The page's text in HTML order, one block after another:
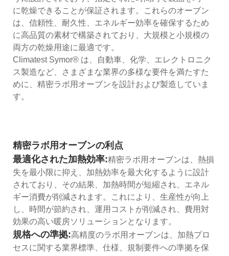
に乾燥できることが保証されます。これらのオーブン
は、信頼性、耐久性、エネルギー効率を確保するため
に高品質の素材で構築されており、大規模と小規模の
両方の乾燥用途に最適です。
Climatest Symor® は、自動車、化学、エレクトロニク
ス製造など、さまざまな業界の多様な要件を満たすた
めに、精密ラボ用オーブンを設計および製造していま
す。
精密ラボ用オーブンの利点
最適化された加熱効率:精密ラボ用オーブンは、熱損
失を最小限に抑え、加熱効率を最大化するように設計
されており、その結果、加熱時間が短縮され、エネル
ギー消費が削減されます。これにより、生産性が向上
し、時間が節約され、運用コストが削減され、費用対
効果の高い暖房ソリューションとなります。
規格への準拠:高精度のラボ用オーブンは、加熱プロ
セスに関する業界標準、仕様、規制要件への準拠を保